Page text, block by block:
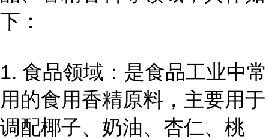
下：
1. 食品领域：是食品工业中常
用的食用香精原料，主要用于
调配椰子、奶油、杏仁、桃